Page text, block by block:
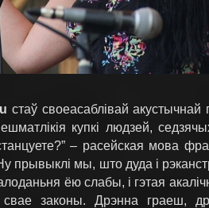
стаў своеасаблівай
нешматлікія купкі людзей,
– расейская мова
прывыклі мы, што дуда і
ёю слабы, і гэтая
законы. Дрэнна граеш,